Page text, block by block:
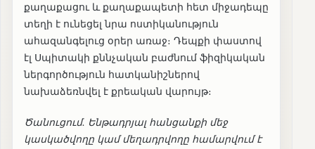
քաղաքացու և քաղաքապետի հետ միջադեպը
տեղի է ունեցել նրա ոստիկանություն
ահազանգելուց օրեր առաջ։ Դեպքի փաստով
էլ Սպիտակի քննչական բաժնում ֆիզիկական
ներգործություն հատկանիշներով
նախաձեռնվել է քրեական վարույթ։
Ծանուցում. Ենթադրյալ հանցանքի մեջ
կասկածվողը կամ մեղադրվողը համարվում է